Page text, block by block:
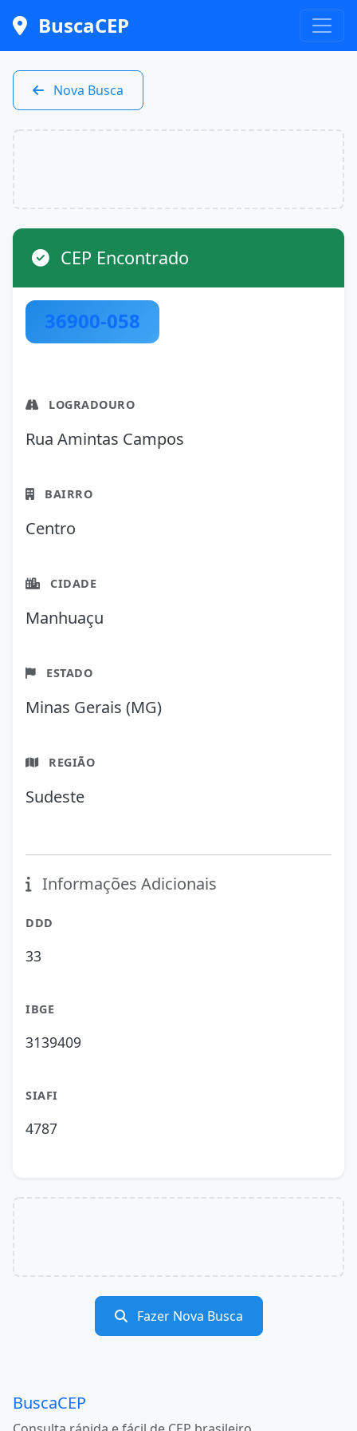
BuscaCEP
Nova Busca
CEP Encontrado
36900-058
LOGRADOURO
Rua Amintas Campos
BAIRRO
Centro
CIDADE
Manhuaçu
ESTADO
Minas Gerais (MG)
REGIÃO
Sudeste
Informações Adicionais
DDD
33
IBGE
3139409
SIAFI
4787
Fazer Nova Busca
BuscaCEP